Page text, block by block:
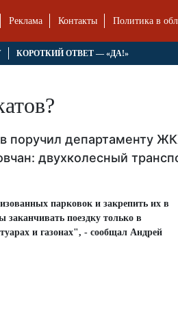
Реклама Контакты Политика в
КОРОТКИЙ ОТВЕТ — «ДА!»
департаменту
двухколесный
парковок и закрепить их в
поездку только в
и газонах", - сообщал Андрей